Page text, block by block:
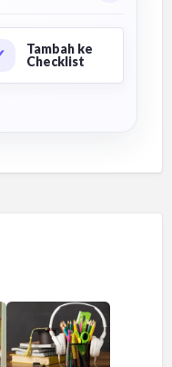
Tambah ke
Checklist